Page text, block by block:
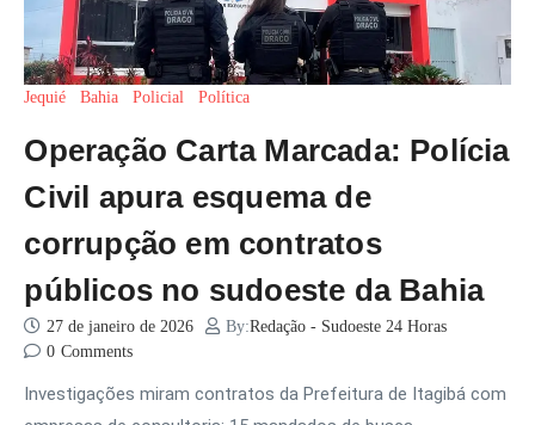
Jequié Bahia Policial Política
Operação Carta Marcada: Polícia
Civil apura esquema de
corrupção em contratos
públicos no sudoeste da Bahia
27 de janeiro de 2026 By:Redação - Sudoeste 24 Horas
0 Comments
Investigações miram contratos da Prefeitura de Itagibá com